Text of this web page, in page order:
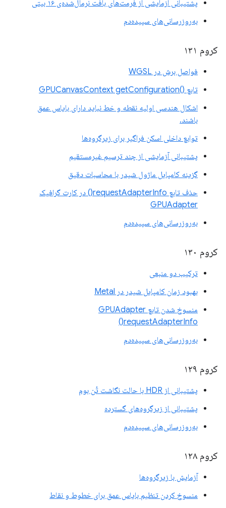
پشتیبانی آزمایشی از فرمت‌های بافت نرمال‌شده‌ی ۱۶ بیتی
به‌روزرسانی‌های سپیده‌دم
کروم ۱۳۱
فواصل برش در WGSL
تابع ()GPUCanvasContext getConfiguration
اشکال هندسی اولیه نقطه و خط نباید دارای بایاس عمق
باشند.
توابع داخلی اسکن فراگیر برای زیرگروه‌ها
پشتیبانی آزمایشی از چند ترسیم غیرمستقیم
گزینه کامپایل ماژول شیدر با محاسبات دقیق
حذف تابع requestAdapterInfo() در کارت گرافیک
GPUAdapter
به‌روزرسانی‌های سپیده‌دم
کروم ۱۳۰
ترکیب دو منبعی
بهبود زمان کامپایل شیدر در Metal
منسوخ شدن تابع GPUAdapter
requestAdapterInfo()
به‌روزرسانی‌های سپیده‌دم
کروم ۱۲۹
پشتیبانی از HDR با حالت نگاشت تُن بوم
پشتیبانی از زیرگروه‌های گسترده
به‌روزرسانی‌های سپیده‌دم
کروم ۱۲۸
آزمایش با زیرگروه‌ها
منسوخ کردن تنظیم بایاس عمق برای خطوط و نقاط